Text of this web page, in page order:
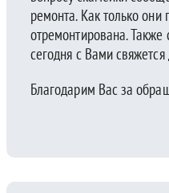
ремонта. Как только они
отремонтирована.
сегодня с Вами
Благодарим Вас за